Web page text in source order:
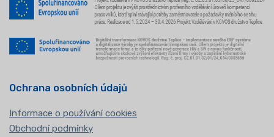
Ochrana osobních údajů
Informace o používání cookies
Obchodní podmínky